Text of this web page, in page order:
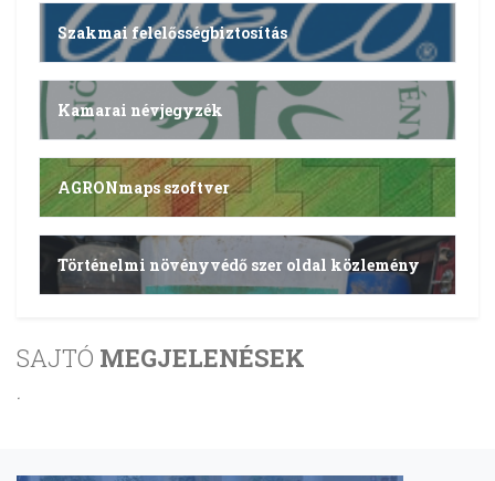
Szakmai felelősségbiztosítás
Kamarai névjegyzék
AGRONmaps szoftver
Történelmi növényvédő szer oldal közlemény
SAJTÓ MEGJELENÉSEK
.